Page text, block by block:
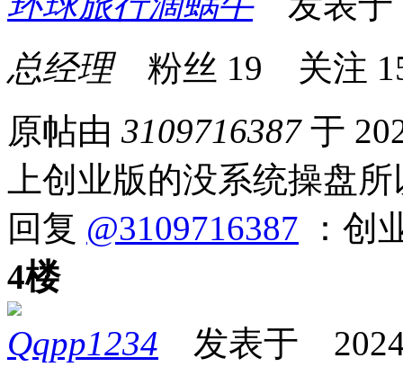
总经理粉丝 19 关注
原帖由 3109716387 于
上创业版的没系统操盘
回复 @3109716387 ：创
4楼
Qqpp1234 发表于